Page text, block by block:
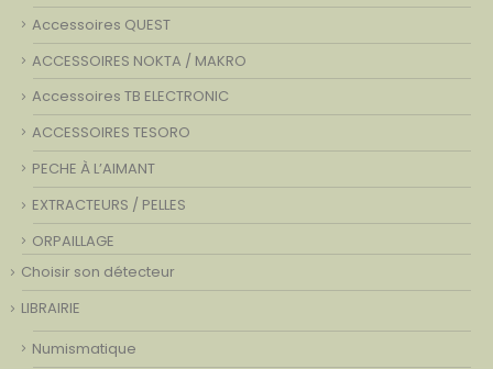
Accessoires QUEST
ACCESSOIRES NOKTA / MAKRO
Accessoires TB ELECTRONIC
ACCESSOIRES TESORO
PECHE À L’AIMANT
EXTRACTEURS / PELLES
ORPAILLAGE
Choisir son détecteur
LIBRAIRIE
Numismatique